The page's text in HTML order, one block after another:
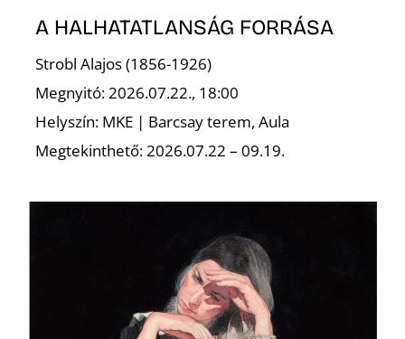
A HALHATATLANSÁG FORRÁSA
Strobl Alajos (1856-1926)
Megnyitó: 2026.07.22., 18:00
Helyszín: MKE | Barcsay terem, Aula
Megtekinthető: 2026.07.22 – 09.19.